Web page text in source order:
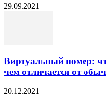
29.09.2021
Виртуальный номер:
чем отличается от
20.12.2021